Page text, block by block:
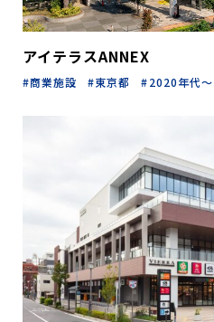
アイテラスANNEX
商業施設 東京都 2020年代～